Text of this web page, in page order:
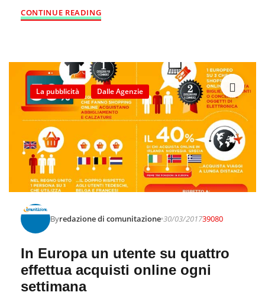
CONTINUE READING
La pubblicità Dalle Agenzie
Byredazione di comunitazione 30/03/201739080
In Europa un utente su quattro
effettua acquisti online ogni
settimana